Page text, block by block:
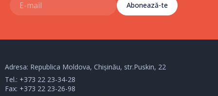
Abonează-te
Adresa: Republica Moldova, Chișinău, str.Puskin, 22
Tel.: +373 22 23-34-28
Fax: +373 22 23-26-98